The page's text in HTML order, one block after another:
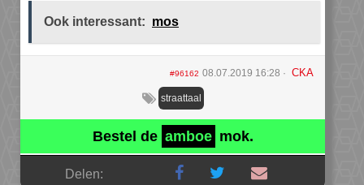
Ook interessant: mos
#96162 08.07.2019 16:28 CKA
straattaal
Bestel de amboe mok.
Delen: